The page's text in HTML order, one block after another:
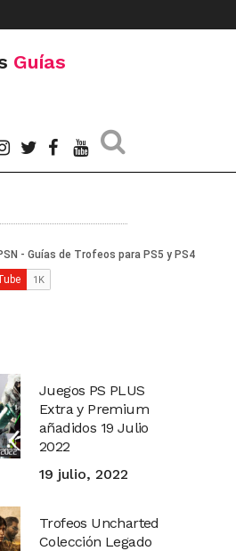
Guías
Juegos PS PLUS
Extra y Premium
añadidos 19 Julio
2022
19 julio, 2022
Trofeos Uncharted
Colección Legado